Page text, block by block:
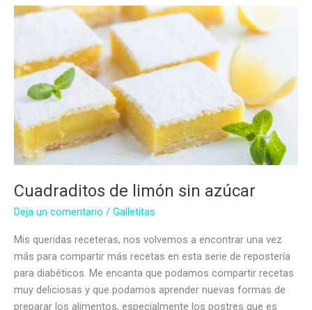
azúcar
Cuadraditos de limón sin azúcar
Deja un comentario / Galletitas
Mis queridas receteras, nos volvemos a encontrar una vez
más para compartir más recetas en esta serie de repostería
para diabéticos. Me encanta que podamos compartir recetas
muy deliciosas y que podamos aprender nuevas formas de
preparar los alimentos, especialmente los postres que es